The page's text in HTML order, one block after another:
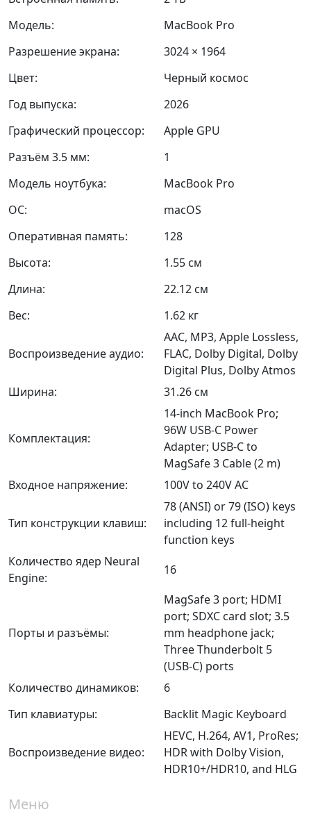
Модель:
MacBook Pro
Разрешение экрана:
3024 × 1964
Цвет:
Черный космос
Год выпуска:
2026
Графический процессор:
Apple GPU
Разъём 3.5 мм:
1
Модель ноутбука:
MacBook Pro
ОС:
macOS
Оперативная память:
128
Высота:
1.55 см
Длина:
22.12 см
Вес:
1.62 кг
Воспроизведение аудио:
AAC, MP3, Apple Lossless,
FLAC, Dolby Digital, Dolby
Digital Plus, Dolby Atmos
Ширина:
31.26 см
Комплектация:
14-inch MacBook Pro;
96W USB-C Power
Adapter; USB-C to
MagSafe 3 Cable (2 m)
Входное напряжение:
100V to 240V AC
Тип конструкции клавиш:
78 (ANSI) or 79 (ISO) keys
including 12 full-height
function keys
Количество ядер Neural
Engine:
16
Порты и разъёмы:
MagSafe 3 port; HDMI
port; SDXC card slot; 3.5
mm headphone jack;
Three Thunderbolt 5
(USB-C) ports
Количество динамиков:
6
Тип клавиатуры:
Backlit Magic Keyboard
Воспроизведение видео:
HEVC, H.264, AV1, ProRes;
HDR with Dolby Vision,
HDR10+/HDR10, and HLG
Меню